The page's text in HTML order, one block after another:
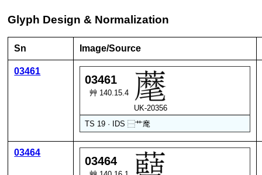
Glyph Design & Normalization
Sn Image/Source
03461
03461
艸 140.15.4
UK-20356
TS 19 · IDS⿱艹麾
03464
03464